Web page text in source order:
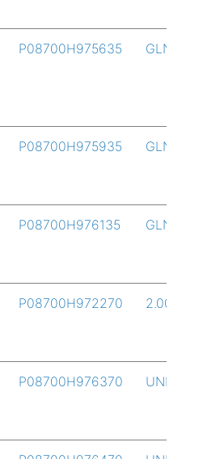
P08700H975635 GLN
P08700H975935 GLN
P08700H976135 GLN
P08700H972270 2.00 oz
P08700H976370 UND